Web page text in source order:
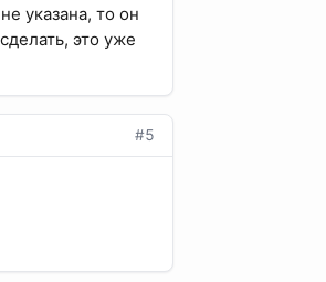
указана, то он
это уже
#5